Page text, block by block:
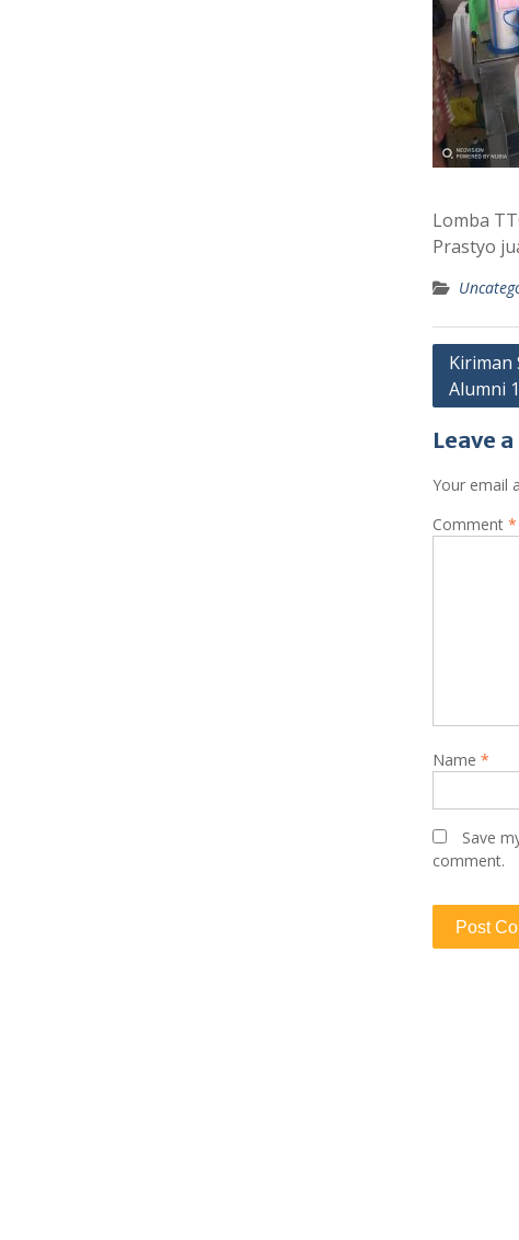
Lomba
Prastyo
Post
Kiriman
Alumni
Leave a
comment.